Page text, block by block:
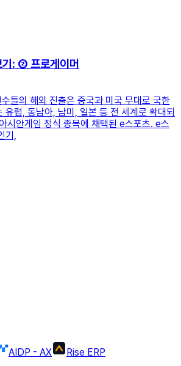
: ② 프로게이머
들의 해외 진출은 중국과 미국 무대로 국한
유럽, 동남아, 남미, 일본 등 전 세계로 확대되
시안게임 정식 종목에 채택된 e스포츠. e스
기,
AIDP - AX Rise ERP